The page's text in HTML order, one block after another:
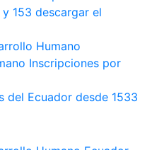
y 153 descargar el
Humano
Inscripciones por
del Ecuador desde 1533